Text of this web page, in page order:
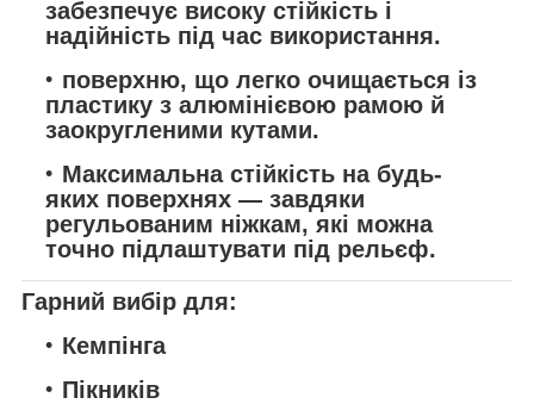
забезпечує високу стійкість і
надійність під час використання.
поверхню, що легко очищається із
пластику з алюмінієвою рамою й
заокругленими кутами.
Максимальна стійкість на будь-
яких поверхнях — завдяки
регульованим ніжкам, які можна
точно підлаштувати під рельєф.
Гарний вибір для:
Кемпінга
Пікників